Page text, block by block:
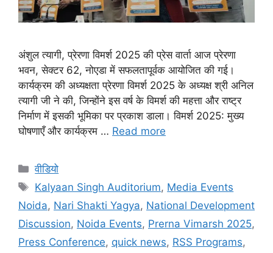
अंशुल त्यागी, प्रेरणा विमर्श 2025 की प्रेस वार्ता आज प्रेरणा
भवन, सेक्टर 62, नोएडा में सफलतापूर्वक आयोजित की गई।
कार्यक्रम की अध्यक्षता प्रेरणा विमर्श 2025 के अध्यक्ष श्री अनिल
त्यागी जी ने की, जिन्होंने इस वर्ष के विमर्श की महत्ता और राष्ट्र
निर्माण में इसकी भूमिका पर प्रकाश डाला। विमर्श 2025: मुख्य
घोषणाएँ और कार्यक्रम … Read more
वीडियो
Kalyaan Singh Auditorium, Media Events
Noida, Nari Shakti Yagya, National Development
Discussion, Noida Events, Prerna Vimarsh 2025,
Press Conference, quick news, RSS Programs,